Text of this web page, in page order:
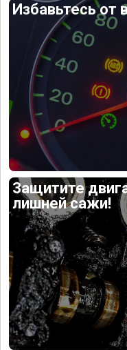
Избавьтесь от
Защитите
лишней сажи!